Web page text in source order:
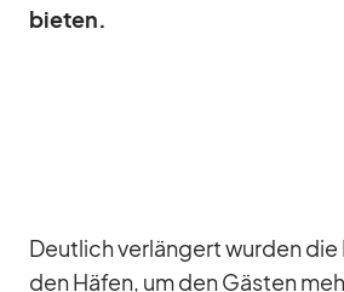
bie­ten.
Deut­lich ver­län­gert wur­den die
den Hä­fen, um den Gäs­ten